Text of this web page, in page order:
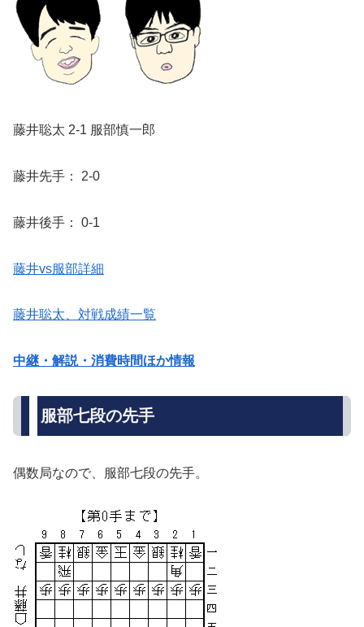
藤井聡太 2-1 服部慎一郎
藤井先手： 2-0
藤井後手： 0-1
藤井vs服部詳細
藤井聡太、対戦成績一覧
中継・解説・消費時間ほか情報
服部七段の先手
偶数局なので、服部七段の先手。